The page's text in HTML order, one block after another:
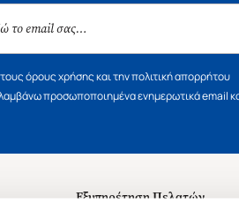
όρους χρήσης και την πολιτική απορρήτου
προσωποποιημένα ενημερωτικά email
Εξυπηρέτηση Πελατών